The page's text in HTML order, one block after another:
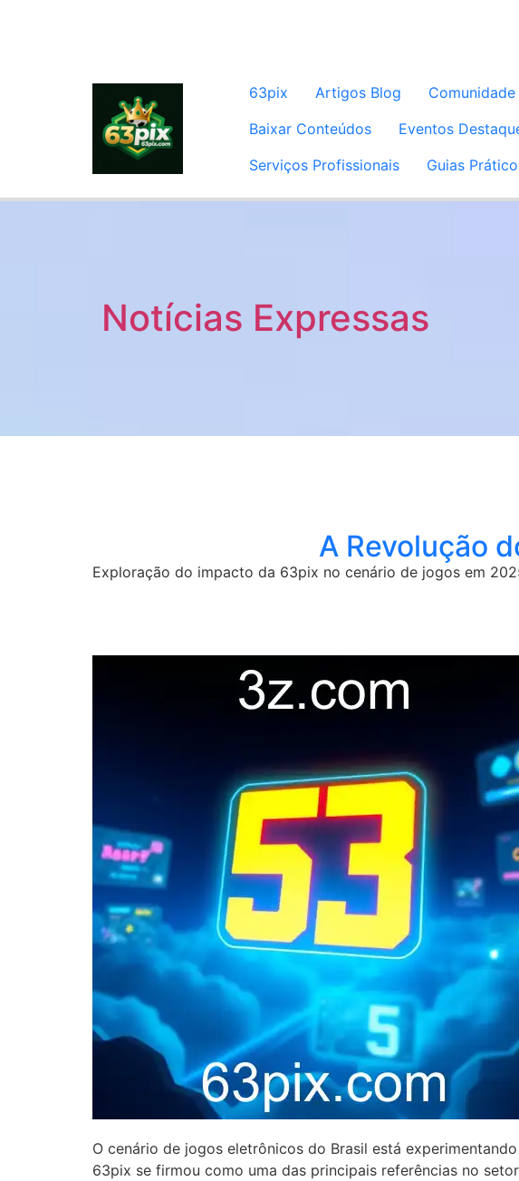
63pix Artigos Blog
Baixar Conteúdos
Eventos
Serviços Profissionais
Guias
Notícias Expressas
A Revolução
Exploração do impacto da 63pix no cenário de jogos em
O cenário de jogos eletrônicos do Brasil está
63pix se firmou como uma das principais referências no